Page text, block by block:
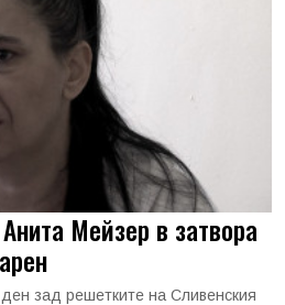
Мейзер в затвора
зад решетките на Сливенския